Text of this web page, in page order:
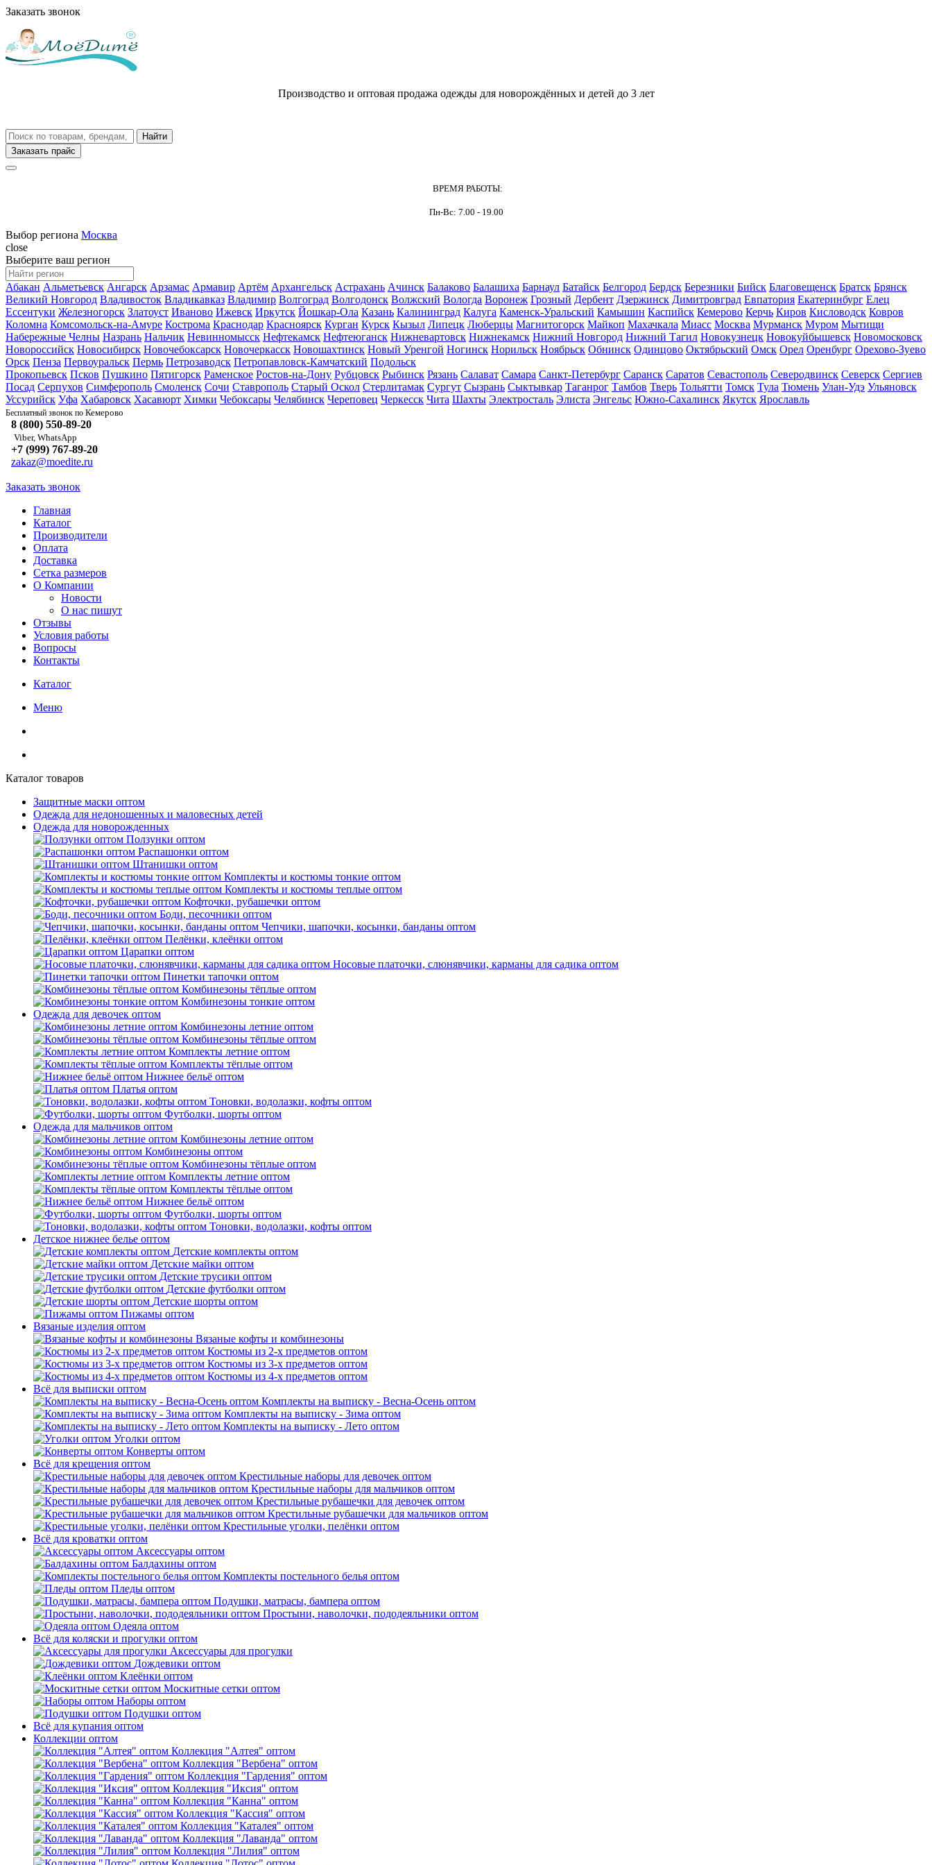
Заказать звонок
Производство и оптовая продажа одежды для новорождённых и детей до 3 лет
Заказать прайс
ВРЕМЯ РАБОТЫ:
Пн-Вс: 7.00 - 19.00
Выбор региона Москва
close
Выберите ваш регион
Абакан Альметьевск Ангарск Арзамас Армавир Артём Архангельск Астрахань Ачинск Балаково Балашиха Барнаул Батайск Белгород Бердск Березники Бийск Благовещенск Братск Брянск
Великий Новгород Владивосток Владикавказ Владимир Волгоград Волгодонск Волжский Вологда Воронеж Грозный Дербент Дзержинск Димитровград Евпатория Екатеринбург Елец
Ессентуки Железногорск Златоуст Иваново Ижевск Иркутск Йошкар-Ола Казань Калининград Калуга Каменск-Уральский Камышин Каспийск Кемерово Керчь Киров Кисловодск Ковров
Коломна Комсомольск-на-Амуре Кострома Краснодар Красноярск Курган Курск Кызыл Липецк Люберцы Магнитогорск Майкоп Махачкала Миасс Москва Мурманск Муром Мытищи
Набережные Челны Назрань Нальчик Невинномысск Нефтекамск Нефтеюганск Нижневартовск Нижнекамск Нижний Новгород Нижний Тагил Новокузнецк Новокуйбышевск Новомосковск
Новороссийск Новосибирск Новочебоксарск Новочеркасск Новошахтинск Новый Уренгой Ногинск Норильск Ноябрьск Обнинск Одинцово Октябрьский Омск Орел Оренбург Орехово-Зуево
Орск Пенза Первоуральск Пермь Петрозаводск Петропавловск-Камчатский Подольск
Прокопьевск Псков Пушкино Пятигорск Раменское Ростов-на-Дону Рубцовск Рыбинск Рязань Салават Самара Санкт-Петербург Саранск Саратов Севастополь Северодвинск Северск Сергиев
Посад Серпухов Симферополь Смоленск Сочи Ставрополь Старый Оскол Стерлитамак Сургут Сызрань Сыктывкар Таганрог Тамбов Тверь Тольятти Томск Тула Тюмень Улан-Удэ Ульяновск
Уссурийск Уфа Хабаровск Хасавюрт Химки Чебоксары Челябинск Череповец Черкесск Чита Шахты Электросталь Элиста Энгельс Южно-Сахалинск Якутск Ярославль
Бесплатный звонок по Кемерово
8 (800) 550-89-20
Viber, WhatsApp
+7 (999) 767-89-20
zakaz@moedite.ru
Заказать звонок
Главная
Каталог
Производители
Оплата
Доставка
Сетка размеров
О Компании
Новости
О нас пишут
Отзывы
Условия работы
Вопросы
Контакты
Каталог
Меню
Каталог товаров
Защитные маски оптом
Одежда для недоношенных и маловесных детей
Одежда для новорожденных
Ползунки оптом
Распашонки оптом
Штанишки оптом
Комплекты и костюмы тонкие оптом
Комплекты и костюмы теплые оптом
Кофточки, рубашечки оптом
Боди, песочники оптом
Чепчики, шапочки, косынки, банданы оптом
Пелёнки, клеёнки оптом
Царапки оптом
Носовые платочки, слюнявчики, карманы для садика оптом
Пинетки тапочки оптом
Комбинезоны тёплые оптом
Комбинезоны тонкие оптом
Одежда для девочек оптом
Комбинезоны летние оптом
Комбинезоны тёплые оптом
Комплекты летние оптом
Комплекты тёплые оптом
Нижнее бельё оптом
Платья оптом
Тоновки, водолазки, кофты оптом
Футболки, шорты оптом
Одежда для мальчиков оптом
Комбинезоны летние оптом
Комбинезоны оптом
Комбинезоны тёплые оптом
Комплекты летние оптом
Комплекты тёплые оптом
Нижнее бельё оптом
Футболки, шорты оптом
Тоновки, водолазки, кофты оптом
Детское нижнее белье оптом
Детские комплекты оптом
Детские майки оптом
Детские трусики оптом
Детские футболки оптом
Детские шорты оптом
Пижамы оптом
Вязаные изделия оптом
Вязаные кофты и комбинезоны
Костюмы из 2-х предметов оптом
Костюмы из 3-х предметов оптом
Костюмы из 4-х предметов оптом
Всё для выписки оптом
Комплекты на выписку - Весна-Осень оптом
Комплекты на выписку - Зима оптом
Комплекты на выписку - Лето оптом
Уголки оптом
Конверты оптом
Всё для крещения оптом
Крестильные наборы для девочек оптом
Крестильные наборы для мальчиков оптом
Крестильные рубашечки для девочек оптом
Крестильные рубашечки для мальчиков оптом
Крестильные уголки, пелёнки оптом
Всё для кроватки оптом
Аксессуары оптом
Балдахины оптом
Комплекты постельного белья оптом
Пледы оптом
Подушки, матрасы, бампера оптом
Простыни, наволочки, пододеяльники оптом
Одеяла оптом
Всё для коляски и прогулки оптом
Аксессуары для прогулки
Дождевики оптом
Клеёнки оптом
Москитные сетки оптом
Наборы оптом
Подушки оптом
Всё для купания оптом
Коллекции оптом
Коллекция "Алтея" оптом
Коллекция "Вербена" оптом
Коллекция "Гардения" оптом
Коллекция "Иксия" оптом
Коллекция "Канна" оптом
Коллекция "Кассия" оптом
Коллекция "Каталея" оптом
Коллекция "Лаванда" оптом
Коллекция "Лилия" оптом